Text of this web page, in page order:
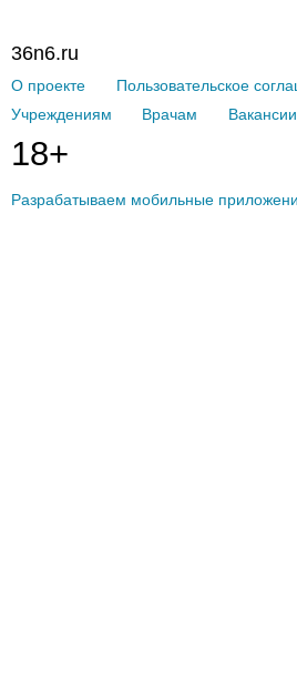
36n6.ru
О проекте Пользовательское
Учреждениям
Врачам Вакансии
18+
Разрабатываем мобильные